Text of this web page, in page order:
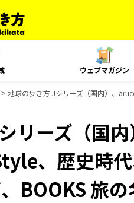
ウェブマガジン
地球の歩き方 Jシリーズ（国内）、
リーズ（国
、歴史時
BOOKS 旅